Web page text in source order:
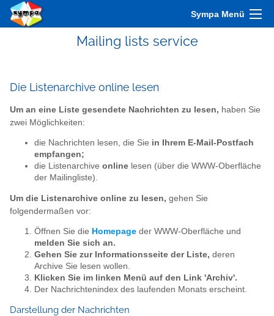
Sympa Menü
Mailing lists service
Die Listenarchive online lesen
Um an eine Liste gesendete Nachrichten zu lesen, haben Sie
zwei Möglichkeiten:
die Nachrichten lesen, die Sie in Ihrem E-Mail-Postfach
empfangen;
die Listenarchive online lesen (über die WWW-Oberfläche
der Mailingliste).
Um die Listenarchive online zu lesen, gehen Sie
folgendermaßen vor:
Öffnen Sie die Homepage der WWW-Oberfläche und
melden Sie sich an.
Gehen Sie zur Informationsseite der Liste, deren
Archive Sie lesen wollen.
Klicken Sie im linken Menü auf den Link 'Archiv'.
Der Nachrichtenindex des laufenden Monats erscheint.
Darstellung der Nachrichten